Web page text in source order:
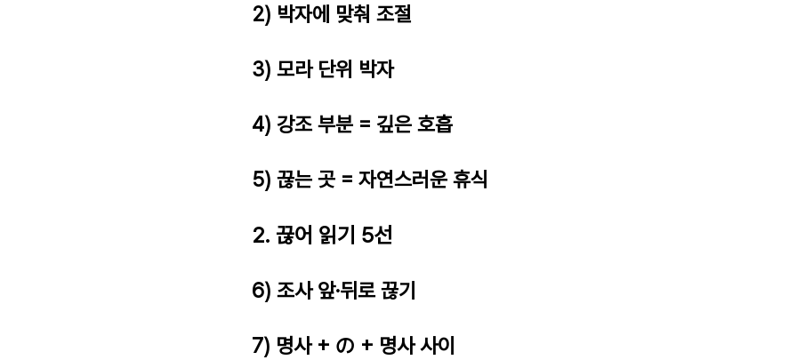
2) 박자에 맞춰 조절
3) 모라 단위 박자
4) 강조 부분 = 깊은 호흡
5) 끊는 곳 = 자연스러운 휴식
2. 끊어 읽기 5선
6) 조사 앞·뒤로 끊기
7) 명사 + の + 명사 사이